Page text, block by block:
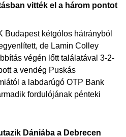
vitték el a három pontot
Budapest kétgólos hátrányból
de Lamin Colley
végén lőtt találatával 3-2-
a vendég Puskás
a labdarúgó OTP Bank
fordulójának pénteki
Dániába a Debrecen